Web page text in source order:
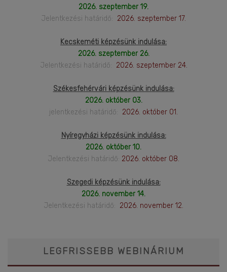
2026. szeptember 19.
Jelentkezési határidő: 2026. szeptember 17.
Kecskeméti képzésünk indulása:
2026. szeptember 26.
Jelentkezési határidő: 2026. szeptember 24.
Székesfehérvári képzésünk indulása:
2026. október 03.
jelentkezési határidő: 2026. október 01.
Nyíregyházi képzésünk indulása:
2026. október 10.
Jelentkezési határidő: 2026. október 08.
Szegedi képzésünk indulása:
2026. november 14.
Jelentkezési határidő: 2026. november 12.
LEGFRISSEBB WEBINÁRIUM